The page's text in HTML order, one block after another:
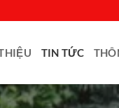
TIN TỨC